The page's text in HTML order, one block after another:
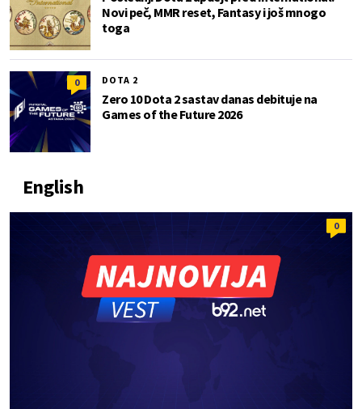
Novi peč, MMR reset, Fantasy i još mnogo
toga
0 DOTA 2
Zero 10 Dota 2 sastav danas debituje na
Games of the Future 2026
English
0